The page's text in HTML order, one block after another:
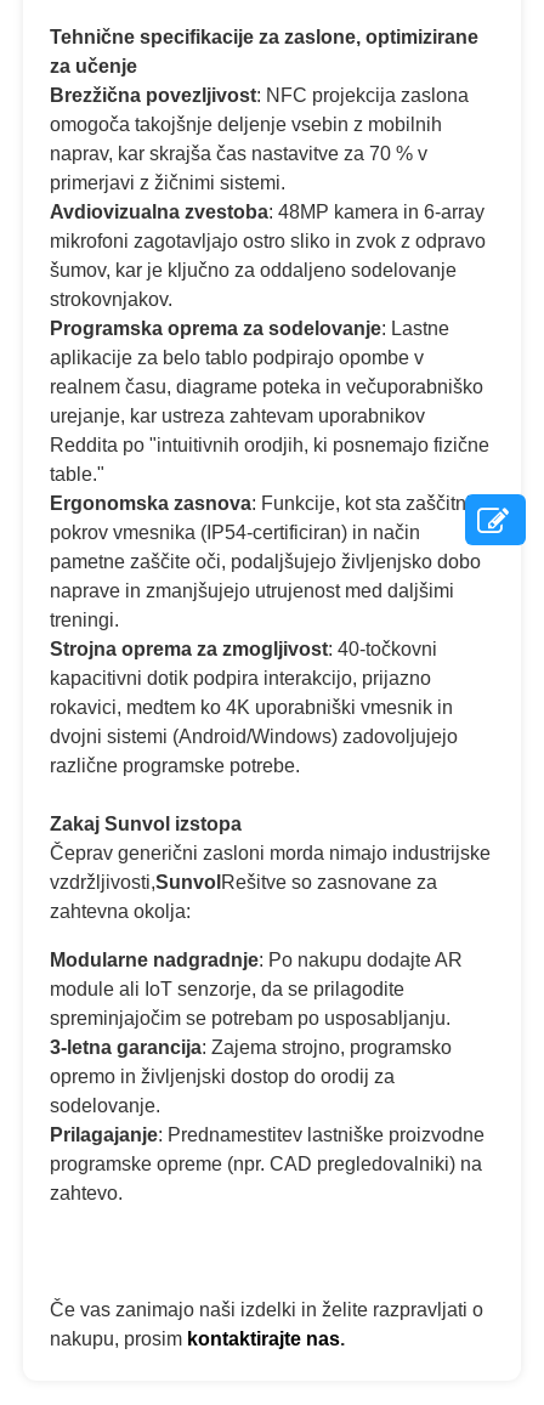
Tehnične specifikacije za zaslone, optimizirane
za učenje
Brezžična povezljivost: NFC projekcija zaslona
omogoča takojšnje deljenje vsebin z mobilnih
naprav, kar skrajša čas nastavitve za 70 % v
primerjavi z žičnimi sistemi.
Avdiovizualna zvestoba: 48MP kamera in 6-array
mikrofoni zagotavljajo ostro sliko in zvok z odpravo
šumov, kar je ključno za oddaljeno sodelovanje
strokovnjakov.
Programska oprema za sodelovanje: Lastne
aplikacije za belo tablo podpirajo opombe v
realnem času, diagrame poteka in večuporabniško
urejanje, kar ustreza zahtevam uporabnikov
Reddita po "intuitivnih orodjih, ki posnemajo fizične
table."
Ergonomska zasnova: Funkcije, kot sta zaščitni
pokrov vmesnika (IP54-certificiran) in način
pametne zaščite oči, podaljšujejo življenjsko dobo
naprave in zmanjšujejo utrujenost med daljšimi
treningi.
Strojna oprema za zmogljivost: 40-točkovni
kapacitivni dotik podpira interakcijo, prijazno
rokavici, medtem ko 4K uporabniški vmesnik in
dvojni sistemi (Android/Windows) zadovoljujejo
različne programske potrebe.
Zakaj Sunvol izstopa
Čeprav generični zasloni morda nimajo industrijske
vzdržljivosti,Sunvol Rešitve so zasnovane za
zahtevna okolja:
Modularne nadgradnje: Po nakupu dodajte AR
module ali IoT senzorje, da se prilagodite
spreminjajočim se potrebam po usposabljanju.
3-letna garancija: Zajema strojno, programsko
opremo in življenjski dostop do orodij za
sodelovanje.
Prilagajanje: Prednamestitev lastniške proizvodne
programske opreme (npr. CAD pregledovalniki) na
zahtevo.
Če vas zanimajo naši izdelki in želite razpravljati o
nakupu, prosim kontaktirajte nas.